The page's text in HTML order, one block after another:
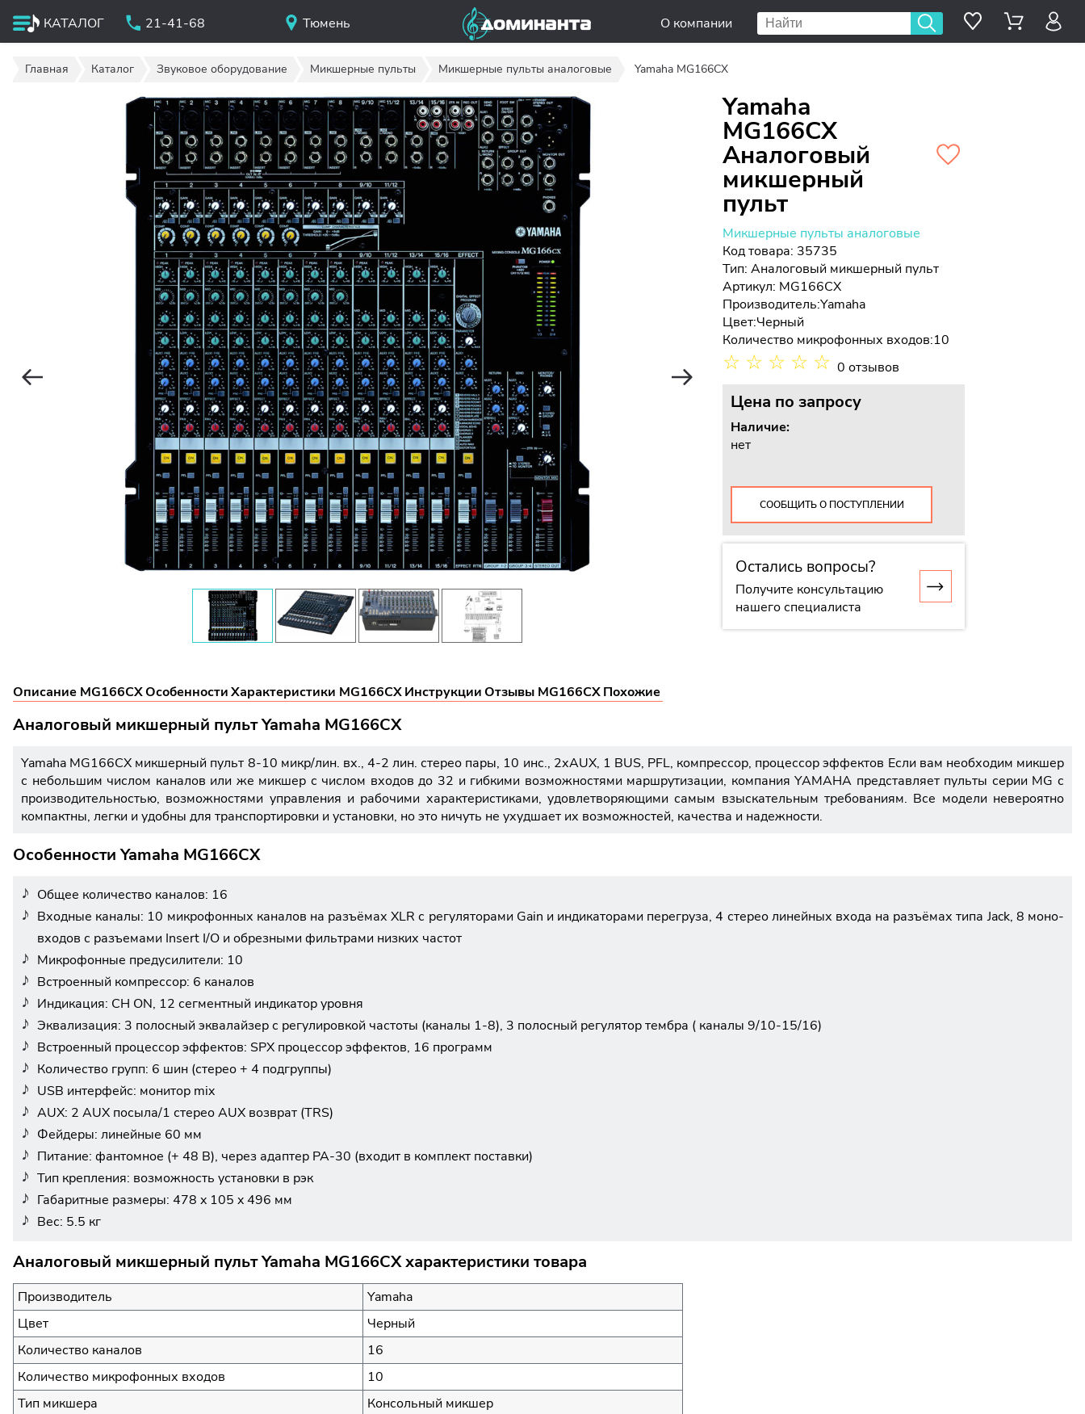
КАТАЛОГ 21-41-68 Тюмень О компании
Главная Каталог Звуковое оборудование Микшерные пульты Микшерные пульты аналоговые Yamaha MG166CX
Yamaha
MG166CX
Аналоговый
микшерный
пульт
Микшерные пульты аналоговые
Код товара: 35735
Тип:Аналоговый микшерный пульт
Артикул: MG166CX
Производитель:Yamaha
Цвет:Черный
Количество микрофонных входов:10
☆ ☆ ☆ ☆ ☆ 0 отзывов
Цена по запросу
Наличие:
нет
СООБЩИТЬ О ПОСТУПЛЕНИИ
Остались вопросы?
Получите консультацию
нашего специалиста
Описание MG166CXОсобенностиХарактеристики MG166CXИнструкцииОтзывы MG166CXПохожие
Аналоговый микшерный пульт Yamaha MG166CX
Yamaha MG166CX микшерный пульт 8-10 микр/лин. вх., 4-2 лин. стерео пары, 10 инс., 2хAUX, 1 BUS, PFL, компрессор, процессор эффектов Если вам необходим микшер
с небольшим числом каналов или же микшер с числом входов до 32 и гибкими возможностями маршрутизации, компания YAMAHA представляет пульты серии MG с
производительностью, возможностями управления и рабочими характеристиками, удовлетворяющими самым взыскательным требованиям. Все модели невероятно
компактны, легки и удобны для транспортировки и установки, но это ничуть не ухудшает их возможностей, качества и надежности.
Особенности Yamaha MG166CX
Общее количество каналов: 16
Входные каналы: 10 микрофонных каналов на разъёмах XLR с регуляторами Gain и индикаторами перегруза, 4 стерео линейных входа на разъёмах типа Jack, 8 моно-
входов с разъемами Insert I/O и обрезными фильтрами низких частот
Микрофонные предусилители: 10
Встроенный компрессор: 6 каналов
Индикация: CH ON, 12 сегментный индикатор уровня
Эквализация: 3 полосный эквалайзер с регулировкой частоты (каналы 1-8), 3 полосный регулятор тембра ( каналы 9/10-15/16)
Встроенный процессор эффектов: SPX процессор эффектов, 16 программ
Количество групп: 6 шин (стерео + 4 подгруппы)
USB интерфейс: монитор mix
AUX: 2 AUX посыла/1 стерео AUX возврат (TRS)
Фейдеры: линейные 60 мм
Питание: фантомное (+ 48 В), через адаптер PA-30 (входит в комплект поставки)
Тип крепления: возможность установки в рэк
Габаритные размеры: 478 x 105 x 496 мм
Вес: 5.5 кг
Аналоговый микшерный пульт Yamaha MG166CX характеристики товара
Производитель
Yamaha
Цвет
Черный
Количество каналов
16
Количество микрофонных входов
10
Тип микшера
Консольный микшер